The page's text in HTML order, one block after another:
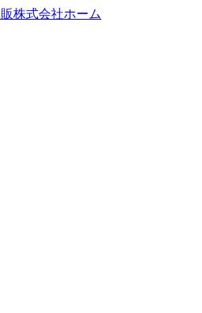
販株式会社ホーム